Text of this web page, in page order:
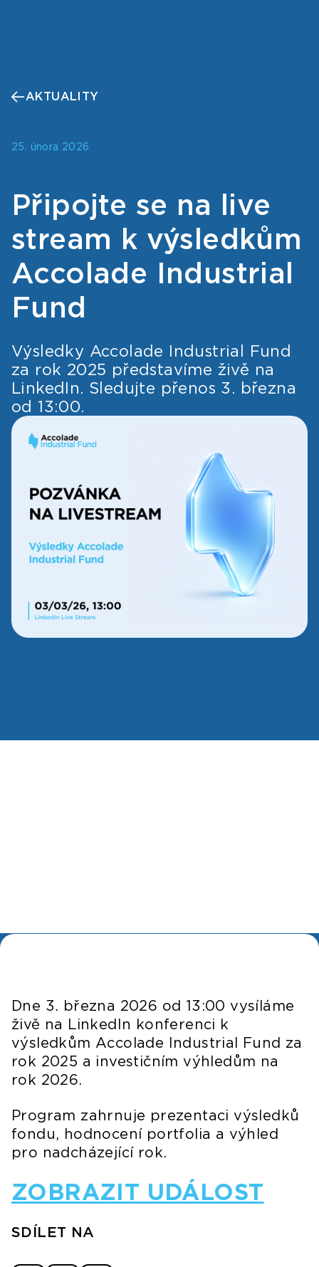
AKTUALITY
25. února 2026
Připojte se na live
stream k výsledkům
Accolade Industrial
Fund
Výsledky Accolade Industrial Fund
za rok 2025 představíme živě na
LinkedIn. Sledujte přenos 3. března
od 13:00.
Dne 3. března 2026 od 13:00 vysíláme
živě na LinkedIn konferenci k
výsledkům Accolade Industrial Fund za
rok 2025 a investičním výhledům na
rok 2026.
Program zahrnuje prezentaci výsledků
fondu, hodnocení portfolia a výhled
pro nadcházející rok.
ZOBRAZIT UDÁLOST
SDÍLET NA